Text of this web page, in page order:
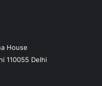
House
110055 Delhi